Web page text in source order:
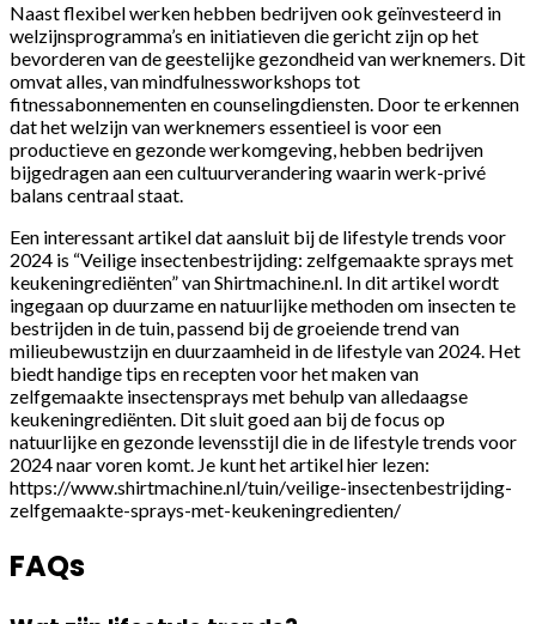
Naast flexibel werken hebben bedrijven ook geïnvesteerd in
welzijnsprogramma’s en initiatieven die gericht zijn op het
bevorderen van de geestelijke gezondheid van werknemers. Dit
omvat alles, van mindfulnessworkshops tot
fitnessabonnementen en counselingdiensten. Door te erkennen
dat het welzijn van werknemers essentieel is voor een
productieve en gezonde werkomgeving, hebben bedrijven
bijgedragen aan een cultuurverandering waarin werk-privé
balans centraal staat.
Een interessant artikel dat aansluit bij de lifestyle trends voor
2024 is “Veilige insectenbestrijding: zelfgemaakte sprays met
keukeningrediënten” van Shirtmachine.nl. In dit artikel wordt
ingegaan op duurzame en natuurlijke methoden om insecten te
bestrijden in de tuin, passend bij de groeiende trend van
milieubewustzijn en duurzaamheid in de lifestyle van 2024. Het
biedt handige tips en recepten voor het maken van
zelfgemaakte insectensprays met behulp van alledaagse
keukeningrediënten. Dit sluit goed aan bij de focus op
natuurlijke en gezonde levensstijl die in de lifestyle trends voor
2024 naar voren komt. Je kunt het artikel hier lezen:
https://www.shirtmachine.nl/tuin/veilige-insectenbestrijding-
zelfgemaakte-sprays-met-keukeningredienten/
FAQs